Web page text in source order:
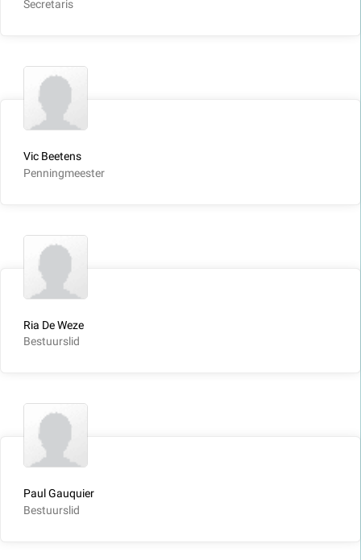
Secretaris
Vic Beetens
Penningmeester
Ria De Weze
Bestuurslid
Paul Gauquier
Bestuurslid